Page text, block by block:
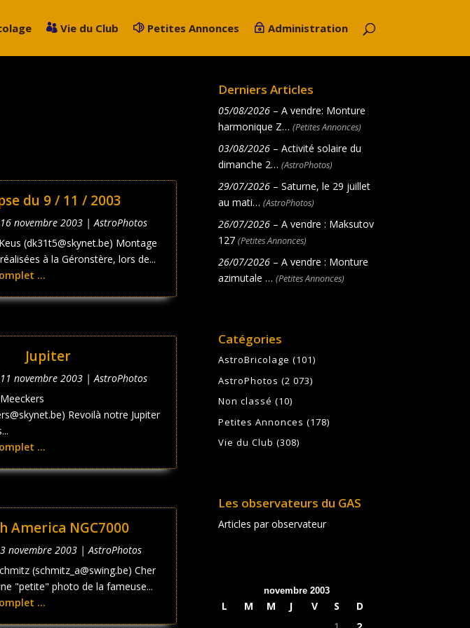
Vie du Club Petites Annonces Administration
du 9 / 11 / 2003
16 novembre 2003|AstroPhotos
(dk31t5@skynet.be) Montage
à la Géronstère, lors de...
...
Jupiter
11 novembre 2003|AstroPhotos
Revoilà notre Jupiter
...
America NGC7000
3 novembre 2003|AstroPhotos
(schmitz_a@swing.be) Cher
"petite" photo de la fameuse...
...
Derniers Articles
05/08/2026 – A vendre: Monture
harmonique Z… (Petites Annonces)
03/08/2026 – Activité solaire du
dimanche 2… (AstroPhotos)
29/07/2026 – Saturne, le 29 juillet
au mati… (AstroPhotos)
26/07/2026 – A vendre : Maksutov
127 (Petites Annonces)
26/07/2026 – A vendre : Monture
azimutale … (Petites Annonces)
Catégories
AstroBricolage (101)
AstroPhotos (2 073)
Non classé (10)
Petites Annonces (178)
Vie du Club (308)
Les observateurs du GAS
Articles par observateur
novembre 2003
L M M J V S
D